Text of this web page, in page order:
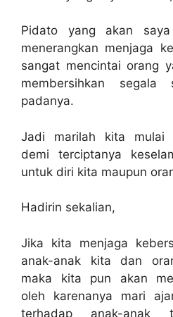
Pidato yang akan
menerangkan menjaga
sangat mencintai orang
membersihkan
padanya.
Jadi marilah kita mulai
demi terciptanya
untuk diri kita maupun
Hadirin sekalian,
Jika kita menjaga
anak-anak kita dan
maka kita pun akan
oleh karenanya mari
terhadap anak-anak